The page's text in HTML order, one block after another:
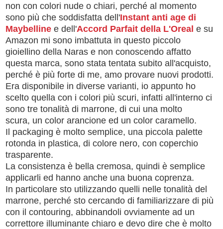
non con colori nude o chiari, perché al momento
sono più che soddisfatta dell'Instant anti age di
Maybelline e dell'Accord Parfait della L'Oreal e su
Amazon mi sono imbattuta in questo piccolo
gioiellino della Naras e non conoscendo affatto
questa marca, sono stata tentata subito all'acquisto,
perché è più forte di me, amo provare nuovi prodotti.
Era disponibile in diverse varianti, io appunto ho
scelto quella con i colori più scuri, infatti all'interno ci
sono tre tonalità di marrone, di cui una molto
scura, un color arancione ed un color caramello.
Il packaging è molto semplice, una piccola palette
rotonda in plastica, di colore nero, con coperchio
trasparente.
La consistenza è bella cremosa, quindi è semplice
applicarli ed hanno anche una buona coprenza.
In particolare sto utilizzando quelli nelle tonalità del
marrone, perché sto cercando di familiarizzare di più
con il contouring, abbinandoli ovviamente ad un
correttore illuminante chiaro e devo dire che è molto